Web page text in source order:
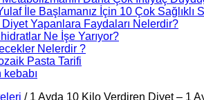
İle Başlamanız İçin 10 Çok Sağlıklı
Diyet Yapanlara Faydaları Nelerdir?
Ne İşe Yarıyor?
Nelerdir ?
Pasta Tarifi
kebabı
/ 1 Ayda 10 Kilo Verdiren Diyet – 1